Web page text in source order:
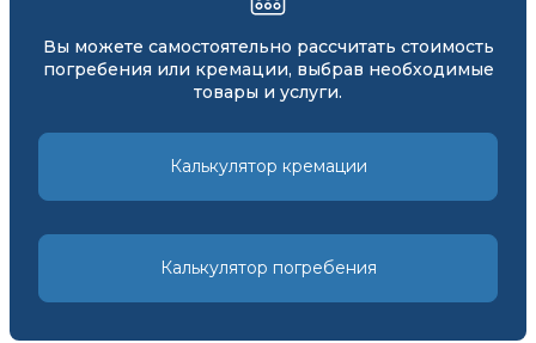
Вы можете самостоятельно рассчитать стоимость
погребения или кремации, выбрав необходимые
товары и услуги.
Калькулятор кремации
Калькулятор погребения